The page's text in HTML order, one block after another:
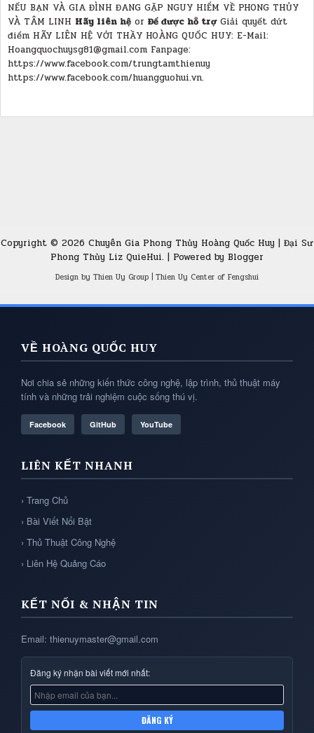
NẾU BẠN VÀ GIA ĐÌNH ĐANG GẶP NGUY HIỂM VỀ PHONG THỦY
VÀ TÂM LINH Hãy liên hệ or Để được hỗ trợGiải quyết dứt
điểm HÃY LIÊN HỆ VỚI THẦY HOÀNG QUỐC HUY: E-Mail:
Hoangquochuysg81@gmail.com Fanpage:
https://www.facebook.com/trungtamthienuy
https://www.facebook.com/huangguohui.vn.
Copyright © 2026 Chuyên Gia Phong Thủy Hoàng Quốc Huy | Đại Sư
Phong Thủy Liz QuieHui. | Powered by Blogger
Design by Thien Uy Group Thien Uy Center of Fengshui
VỀ HOÀNG QUỐC HUY
Nơi chia sẻ những kiến thức công nghệ, lập trình, thủ thuật máy
tính và những trải nghiệm cuộc sống thú vị.
Facebook GitHub YouTube
LIÊN KẾT NHANH
› Trang Chủ
› Bài Viết Nổi Bật
› Thủ Thuật Công Nghệ
› Liên Hệ Quảng Cáo
KẾT NỐI & NHẬN TIN
Email: thienuymaster@gmail.com
Đăng ký nhận bài viết mới nhất:
ĐĂNG KÝ